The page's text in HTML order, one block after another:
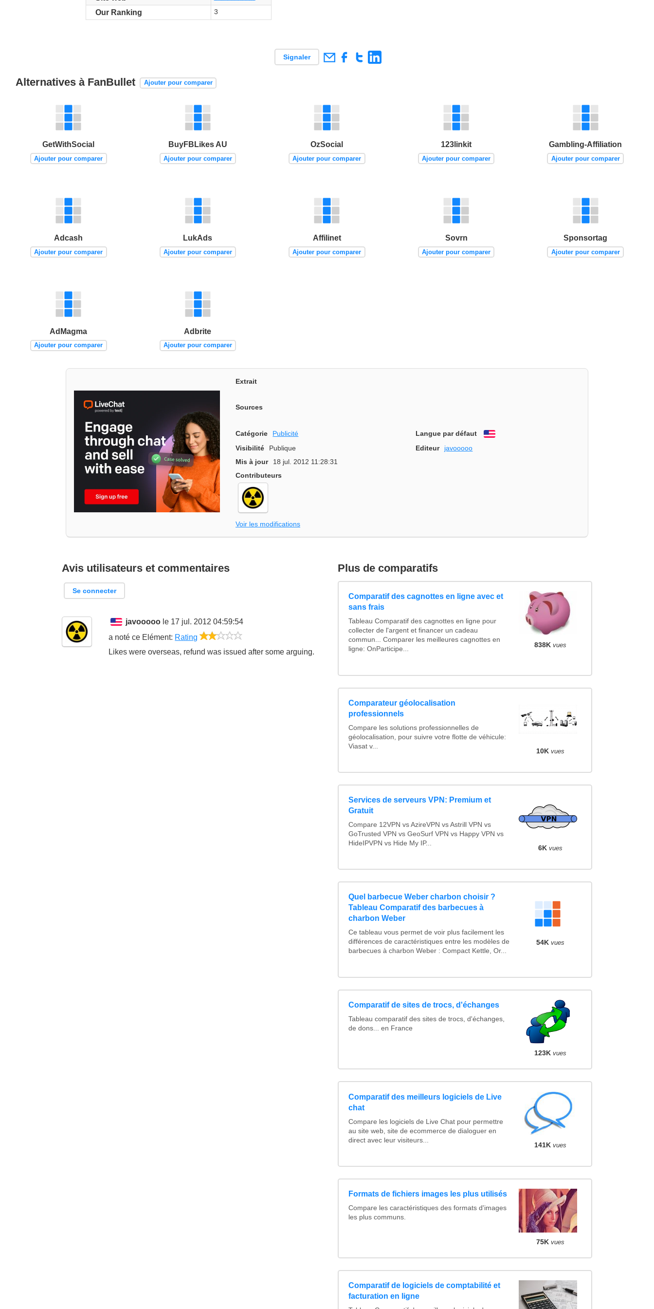
Our Ranking 3
Signaler
Alternatives à FanBullet Ajouter pour comparer
GetWithSocial
Ajouter pour comparer
BuyFBLikes AU
Ajouter pour comparer
OzSocial
Ajouter pour comparer
123linkit
Ajouter pour comparer
Gambling-Affiliation
Ajouter pour comparer
Adcash
Ajouter pour comparer
LukAds
Ajouter pour comparer
Affilinet
Ajouter pour comparer
Sovrn
Ajouter pour comparer
Sponsortag
Ajouter pour comparer
AdMagma
Ajouter pour comparer
Adbrite
Ajouter pour comparer
Extrait
Sources
Catégorie Publicité Langue par défaut
English
Visibilité
Publique Editeur
javooooo
Mis à jour
18 jul. 2012 11:28:31
Contributeurs
Voir les modifications
Avis utilisateurs et commentaires
Se connecter
javooooole 17 jul. 2012 04:59:54
a noté ce Elément: Rating
Likes were overseas, refund was issued after some arguing.
Plus de comparatifs
Comparatif des cagnottes en ligne avec et
sans frais
Tableau Comparatif des cagnottes en ligne pour
collecter de l'argent et financer un cadeau
commun... Comparer les meilleures cagnottes en
ligne: OnParticipe...
838K vues
Comparateur géolocalisation
professionnels
Compare les solutions professionnelles de
géolocalisation, pour suivre votre flotte de véhicule:
Viasat v...
10K vues
Services de serveurs VPN: Premium et
Gratuit
Compare 12VPN vs AzireVPN vs Astrill VPN vs
GoTrusted VPN vs GeoSurf VPN vs Happy VPN vs
HideIPVPN vs Hide My IP...
6K vues
Quel barbecue Weber charbon choisir ?
Tableau Comparatif des barbecues à
charbon Weber
Ce tableau vous permet de voir plus facilement les
différences de caractéristiques entre les modèles de
barbecues à charbon Weber : Compact Kettle, Or...
54K vues
Comparatif de sites de trocs, d'échanges
Tableau comparatif des sites de trocs, d'échanges,
de dons... en France
123K vues
Comparatif des meilleurs logiciels de Live
chat
Compare les logiciels de Live Chat pour permettre
au site web, site de ecommerce de dialoguer en
direct avec leur visiteurs...
141K vues
Formats de fichiers images les plus utilisés
Compare les caractéristiques des formats d'images
les plus communs.
75K vues
Comparatif de logiciels de comptabilité et
facturation en ligne